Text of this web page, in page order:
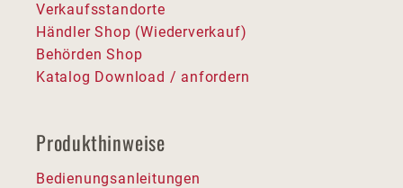
Verkaufsstandorte
Händler Shop (Wiederverkauf)
Behörden Shop
Katalog Download / anfordern
Produkthinweise
Bedienungsanleitungen